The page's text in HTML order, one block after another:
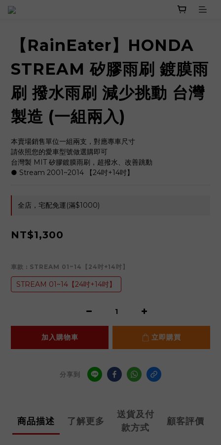
【RainEater】HONDA
STREAM 矽膠雨刷 鍍膜雨
刷 撥水雨刷 減少挑動 台灣
製造 (一組兩入)
本賣場銷售單位一組兩支，對應專車尺寸
請依照您的愛車型號做選購即可
台灣製 MIT 矽膠鍍膜雨刷，超撥水、改善跳動
● Stream 2001~2014 【24吋+14吋】
全店，宅配免運(滿$1000)
NT$1,300
車款 : STREAM 01~14【24吋+14吋】
STREAM 01~14【24吋+14吋】
加入購物車 立即購買
分享到
商品描述 了解更多
送貨及付
款方式
顧客評價